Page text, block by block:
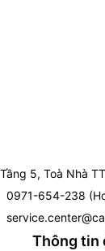
Tầng 5, Toà Nhà
0971-654-238
Thông tin